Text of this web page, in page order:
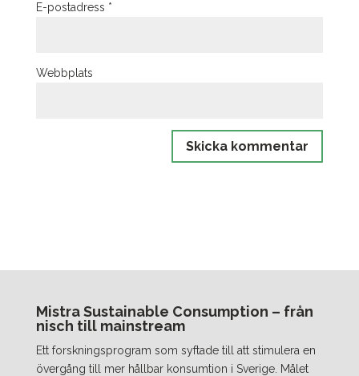
E-postadress *
Webbplats
Mistra Sustainable Consumption – från
nisch till mainstream
Ett forskningsprogram som syftade till att stimulera en
övergång till mer hållbar konsumtion i Sverige. Målet